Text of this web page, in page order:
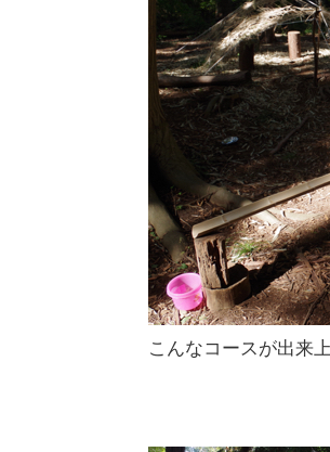
こんなコースが出来